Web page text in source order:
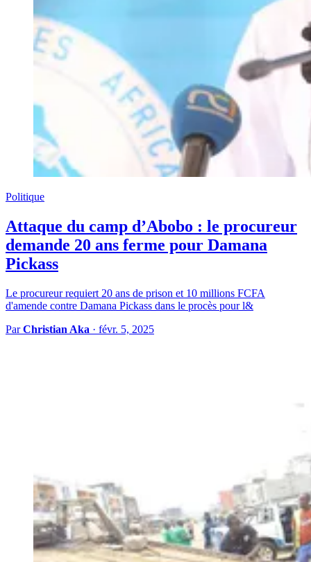
Politique
Attaque du camp d’Abobo : le procureur
demande 20 ans ferme pour Damana
Pickass
Le procureur requiert 20 ans de prison et 10 millions FCFA
d'amende contre Damana Pickass dans le procès pour l&
ParChristian Aka · févr. 5, 2025